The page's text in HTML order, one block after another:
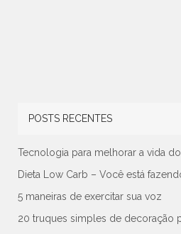
POSTS RECENTES
Tecnologia para melhorar a vida
Dieta Low Carb – Você está
5 maneiras de exercitar sua voz
20 truques simples de decoração